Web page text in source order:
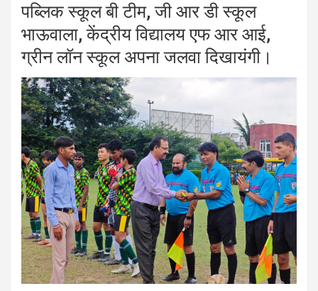
पब्लिक स्कूल बी टीम, जी आर डी स्कूल
भाऊवाला, केंद्रीय विद्यालय एफ आर आई,
ग्रीन लॉन स्कूल अपना जलवा दिखायंगी।